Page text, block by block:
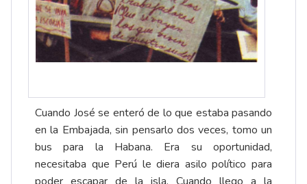
Cuando José se enteró de lo que estaba pasando
en la Embajada, sin pensarlo dos veces, tomo un
bus para la Habana. Era su oportunidad,
necesitaba que Perú le diera asilo político para